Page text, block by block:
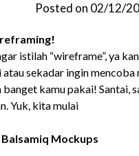
Posted on 02/12/
istilah “wireframe”, ya
sekadar ingin
banget kamu pakai! Santai,
Yuk, kita mulai
Mockups